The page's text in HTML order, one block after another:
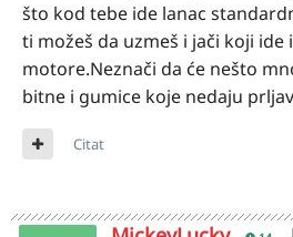
što kod tebe ide lanac
ti možeš da uzmeš i jači koji ide
motore.Neznači da će nešto
bitne i gumice koje nedaju
Citat